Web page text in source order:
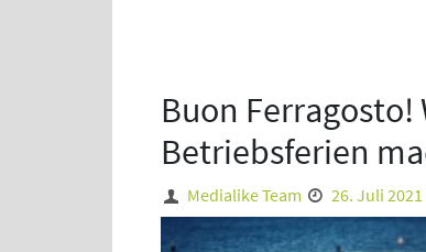
Buon Ferragosto!
Betriebsferien
Medialike Team 26. Juli 2021